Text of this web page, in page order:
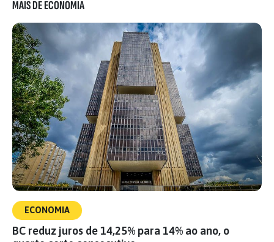
MAIS DE ECONOMIA
ECONOMIA
BC reduz juros de 14,25% para 14% ao ano, o